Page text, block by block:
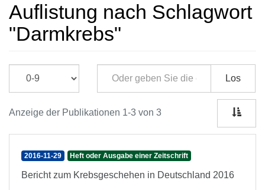
Auflistung nach Schlagwort
"Darmkrebs"
Los
Anzeige der Publikationen 1-3 von 3
2016-11-29 Heft oder Ausgabe einer Zeitschrift
Bericht zum Krebsgeschehen in Deutschland 2016